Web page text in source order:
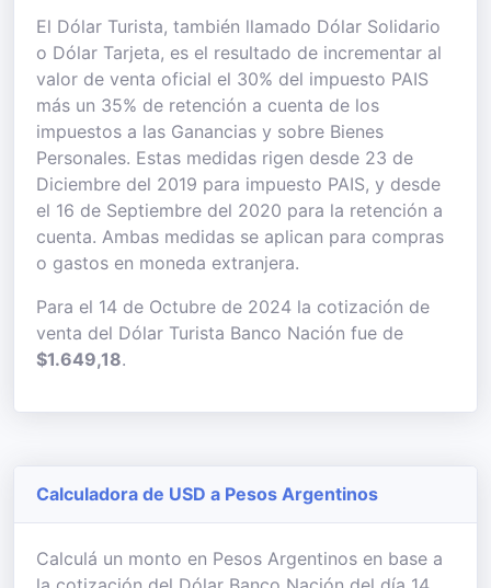
El Dólar Turista, también llamado Dólar Solidario
o Dólar Tarjeta, es el resultado de incrementar al
valor de venta oficial el 30% del impuesto PAIS
más un 35% de retención a cuenta de los
impuestos a las Ganancias y sobre Bienes
Personales. Estas medidas rigen desde 23 de
Diciembre del 2019 para impuesto PAIS, y desde
el 16 de Septiembre del 2020 para la retención a
cuenta. Ambas medidas se aplican para compras
o gastos en moneda extranjera.
Para el 14 de Octubre de 2024 la cotización de
venta del Dólar Turista Banco Nación fue de
$1.649,18.
Calculadora de USD a Pesos Argentinos
Calculá un monto en Pesos Argentinos en base a